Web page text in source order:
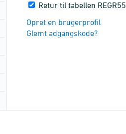
Retur til tabellen REGR55
Opret en brugerprofil
Glemt adgangskode?